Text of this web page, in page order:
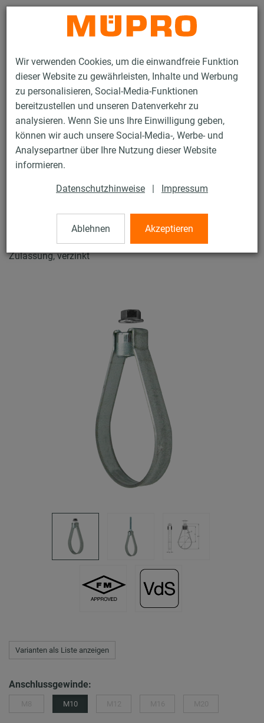
Wir verwenden Cookies, um die einwandfreie Funktion
dieser Website zu gewährleisten, Inhalte und Werbung
zu personalisieren, Social-Media-Funktionen
bereitzustellen und unseren Datenverkehr zu
analysieren. Wenn Sie uns Ihre Einwilligung geben,
können wir auch unsere Social-Media-, Werbe- und
Analysepartner über Ihre Nutzung dieser Website
informieren.
Datenschutzhinweise | Impressum
Ablehnen Akzeptieren
Kontakt
Produkte Befestigungstechnik
Sprinklerbefestigung
Rohrschellen für die Sprinklerbefestigung
Rohrschlaufen Typ EHS
Rohrschlaufen Typ EHS
Rohrschlaufe Typ EHS, M10, 4" (DN 100), VdS/FM-
Zulassung, verzinkt
Varianten als Liste anzeigen
Anschlussgewinde:
M10